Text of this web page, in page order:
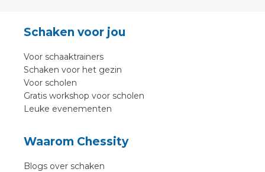
Schaken voor jou
Voor schaaktrainers
Schaken voor het gezin
Voor scholen
Gratis workshop voor scholen
Leuke evenementen
Waarom Chessity
Blogs over schaken